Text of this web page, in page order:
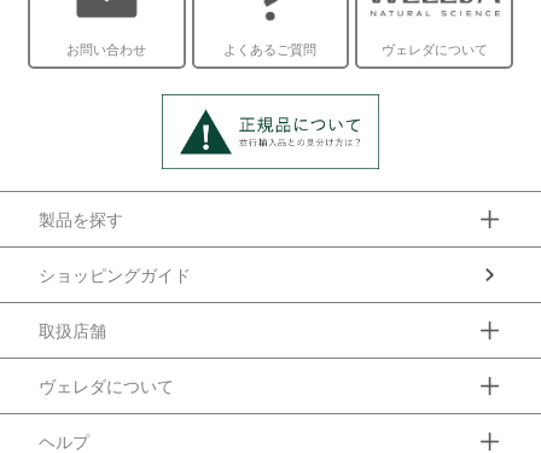
お問い合わせ よくあるご質問 ヴェレダについて
製品を探す
ショッピングガイド
取扱店舗
ヴェレダについて
ヘルプ